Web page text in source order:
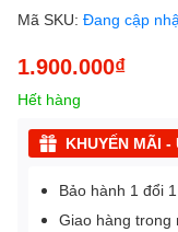
Mã SKU: Đang cập
1.900.000₫
Hết hàng
KHUYẾN MÃI
Bảo hành 1 đổi
Giao hàng trong